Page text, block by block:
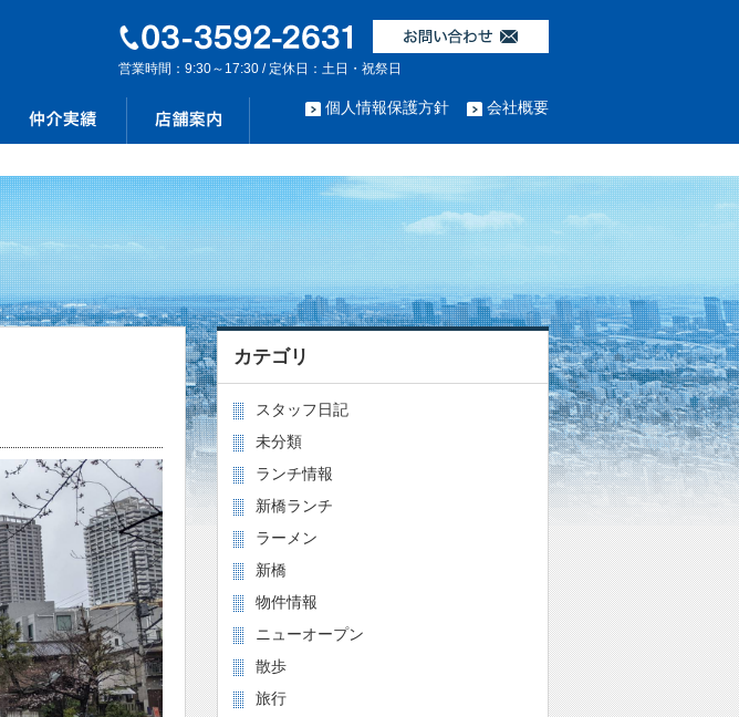
営業時間：9:30～17:30 / 定休日：土日・祝祭日
個人情報保護方針 会社概要
カテゴリ
スタッフ日記
未分類
ランチ情報
新橋ランチ
ラーメン
新橋
物件情報
ニューオープン
散歩
旅行